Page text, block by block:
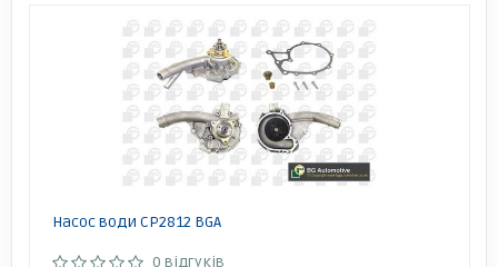
Насос води CP2812 BGA
0 відгуків